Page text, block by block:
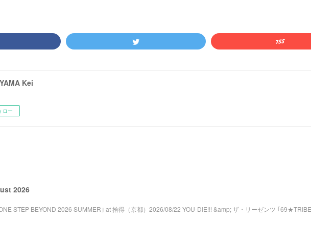
Kei
ロー
2026
STEP BEYOND 2026 SUMMER｣ at 拾得（京都）2026/08/22 YOU-DIE!!! &amp; ザ・リーゼンツ ｢